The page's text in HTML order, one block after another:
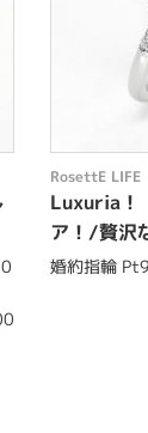
RosettE LIFE
Luxuria！
ア！/贅沢
婚約指輪